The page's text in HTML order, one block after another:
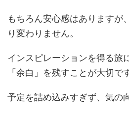
もちろん安心感はありますが
り変わりません。
インスピレーションを得る旅
「余白」を残すことが大切で
予定を詰め込みすぎず、気の